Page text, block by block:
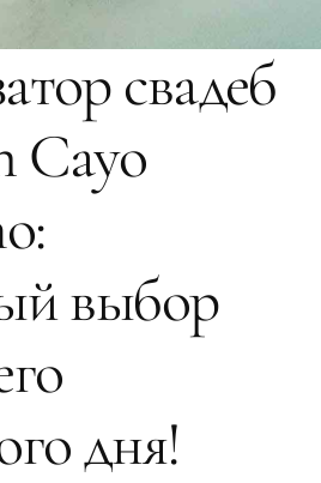
свадеб
Cayo
выбор
дня!